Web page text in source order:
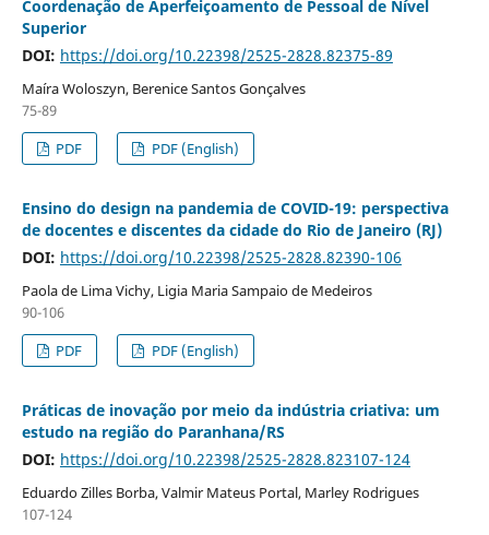
Coordenação de Aperfeiçoamento de Pessoal de Nível
Superior
DOI: https://doi.org/10.22398/2525-2828.82375-89
Maíra Woloszyn, Berenice Santos Gonçalves
75-89
PDF
PDF (English)
Ensino do design na pandemia de COVID-19: perspectiva
de docentes e discentes da cidade do Rio de Janeiro (RJ)
DOI: https://doi.org/10.22398/2525-2828.82390-106
Paola de Lima Vichy, Ligia Maria Sampaio de Medeiros
90-106
PDF
PDF (English)
Práticas de inovação por meio da indústria criativa: um
estudo na região do Paranhana/RS
DOI: https://doi.org/10.22398/2525-2828.823107-124
Eduardo Zilles Borba, Valmir Mateus Portal, Marley Rodrigues
107-124